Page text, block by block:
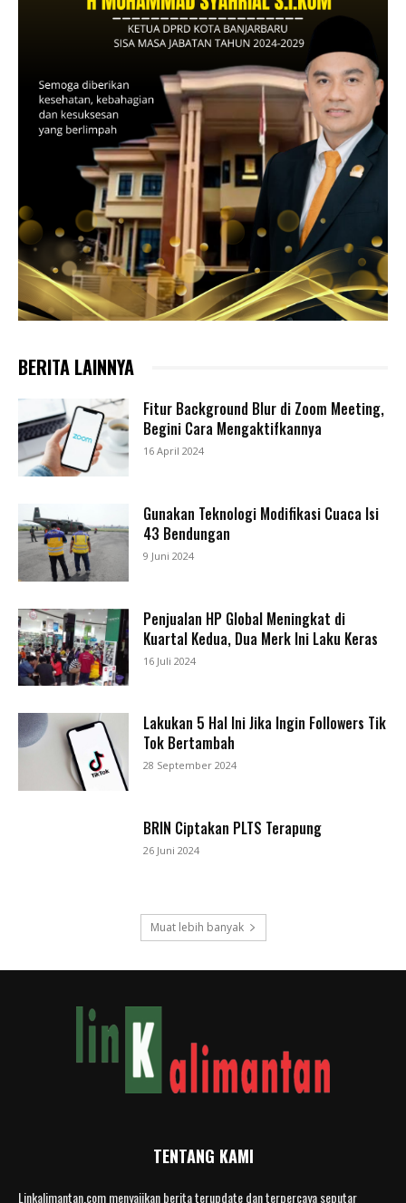
BERITA LAINNYA
Fitur Background Blur di Zoom Meeting,
Begini Cara Mengaktifkannya
16 April 2024
Gunakan Teknologi Modifikasi Cuaca Isi
43 Bendungan
9 Juni 2024
Penjualan HP Global Meningkat di
Kuartal Kedua, Dua Merk Ini Laku Keras
16 Juli 2024
Lakukan 5 Hal Ini Jika Ingin Followers Tik
Tok Bertambah
28 September 2024
BRIN Ciptakan PLTS Terapung
26 Juni 2024
Muat lebih banyak
TENTANG KAMI
Linkalimantan.com menyajikan berita terupdate dan terpercaya seputar